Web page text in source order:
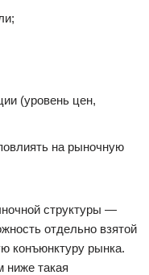
(уровень цен,
на рыночную
структуры —
отдельно взятой
конъюнктуру рынка.
ниже такая